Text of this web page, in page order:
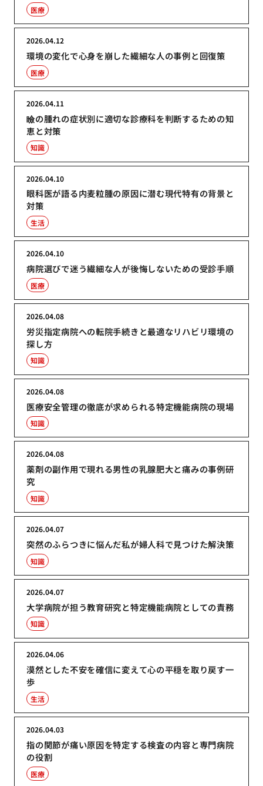
医療
環境の変化で心身を崩した繊細な人の事例と回復策
2026.04.12
医療
瞼の腫れの症状別に適切な診療科を判断するための知
恵と対策
2026.04.11
知識
眼科医が語る内麦粒腫の原因に潜む現代特有の背景と
対策
2026.04.10
生活
病院選びで迷う繊細な人が後悔しないための受診手順
2026.04.10
医療
労災指定病院への転院手続きと最適なリハビリ環境の
探し方
2026.04.08
知識
医療安全管理の徹底が求められる特定機能病院の現場
2026.04.08
知識
薬剤の副作用で現れる男性の乳腺肥大と痛みの事例研
究
2026.04.08
知識
突然のふらつきに悩んだ私が婦人科で見つけた解決策
2026.04.07
知識
大学病院が担う教育研究と特定機能病院としての責務
2026.04.07
知識
漠然とした不安を確信に変えて心の平穏を取り戻す一
歩
2026.04.06
生活
指の関節が痛い原因を特定する検査の内容と専門病院
の役割
2026.04.03
医療